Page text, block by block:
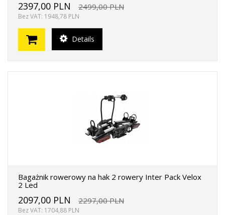
2397,00 PLN 2499,00 PLN
Bez VAT: 1948,78 PLN
Details
Bagażnik rowerowy na hak 2 rowery Inter Pack Velox
2 Led
2097,00 PLN 2297,00 PLN
Bez VAT: 1704,88 PLN